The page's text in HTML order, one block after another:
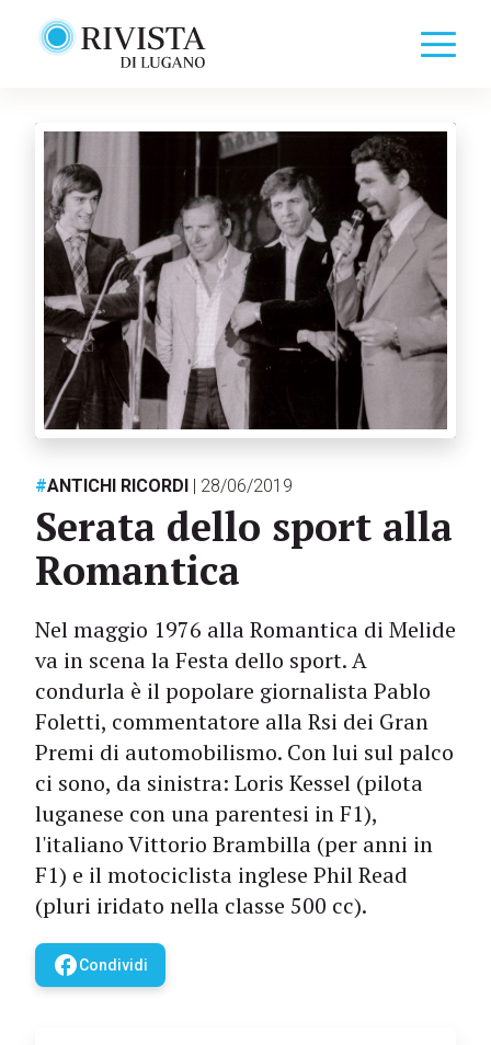
#ANTICHI RICORDI | 28/06/2019
Serata dello sport alla
Romantica
Nel maggio 1976 alla Romantica di Melide
va in scena la Festa dello sport. A
condurla è il popolare giornalista Pablo
Foletti, commentatore alla Rsi dei Gran
Premi di automobilismo. Con lui sul palco
ci sono, da sinistra: Loris Kessel (pilota
luganese con una parentesi in F1),
l'italiano Vittorio Brambilla (per anni in
F1) e il motociclista inglese Phil Read
(pluri iridato nella classe 500 cc).
facebookCondividi